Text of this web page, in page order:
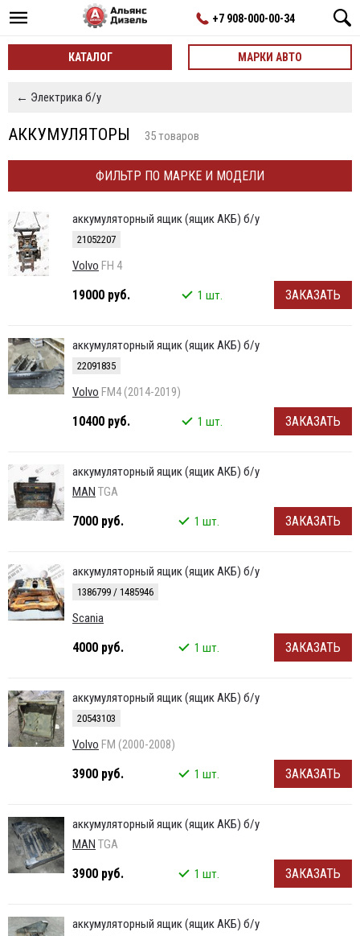
+7 908-000-00-34
КАТАЛОГ МАРКИ АВТО
← Электрика б/у
АККУМУЛЯТОРЫ 35 товаров
ФИЛЬТР ПО МАРКЕ И МОДЕЛИ
аккумуляторный ящик (ящик АКБ) б/у
21052207
Volvo FH 4
19000 руб. 1 шт. ЗАКАЗАТЬ
аккумуляторный ящик (ящик АКБ) б/у
22091835
Volvo FM4 (2014-2019)
10400 руб. 1 шт. ЗАКАЗАТЬ
аккумуляторный ящик (ящик АКБ) б/у
MAN TGA
7000 руб. 1 шт. ЗАКАЗАТЬ
аккумуляторный ящик (ящик АКБ) б/у
1386799 / 1485946
Scania
4000 руб. 1 шт. ЗАКАЗАТЬ
аккумуляторный ящик (ящик АКБ) б/у
20543103
Volvo FM (2000-2008)
3900 руб. 1 шт. ЗАКАЗАТЬ
аккумуляторный ящик (ящик АКБ) б/у
MAN TGA
3900 руб. 1 шт. ЗАКАЗАТЬ
аккумуляторный ящик (ящик АКБ) б/у